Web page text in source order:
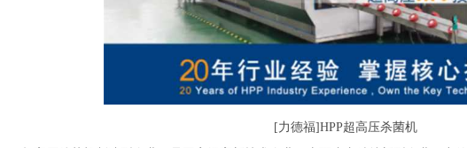
[力德福]HPP超高压杀菌机